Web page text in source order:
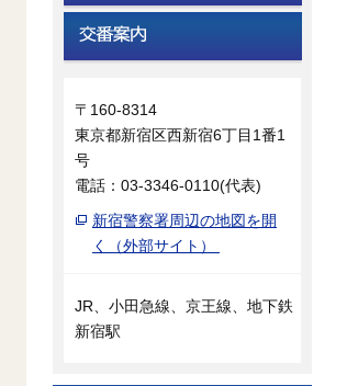
〒160-8314
東京都新宿区西新宿6丁目1番1
号
電話：03-3346-0110(代表)
新宿警察署周辺の地図を開
く（外部サイト）
JR、小田急線、京王線、地下鉄
新宿駅